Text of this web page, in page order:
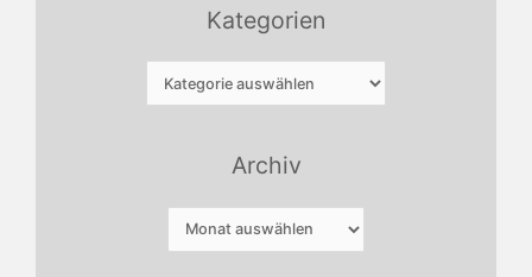
Kategorien
Archiv